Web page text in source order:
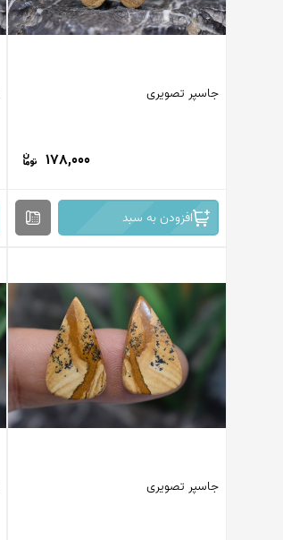
جاسپر تصویری
178,000
افزودن به سبد
جاسپر تصویری